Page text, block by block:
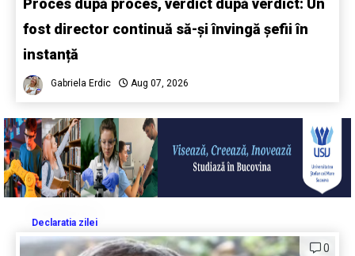
Proces după proces, verdict după verdict: Un
fost director continuă să-și învingă șefii în
instanță
Gabriela Erdic Aug 07, 2026
Declaratia zilei
0